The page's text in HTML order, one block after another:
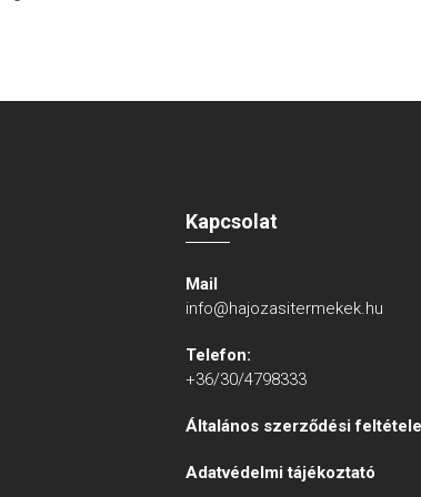
Kapcsolat
Mail
info@hajozasitermekek.hu
Telefon:
+36/30/4798333
Általános szerződési
Adatvédelmi tájékoztató